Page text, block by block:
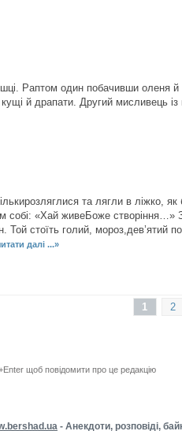
Раптом один побачивши оленя
й драпати. Другий мисливець
та лягли в ліжко,
собі: «Хай живеБоже створіння…»
Той стоїть голий, мороз,дев’ятий
далі ...»
2
1
щоб повідомити про це редакцію
- Анекдоти, розповіді,